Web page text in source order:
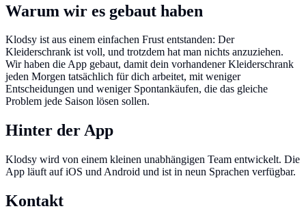
Warum wir es gebaut haben
Klodsy ist aus einem einfachen Frust entstanden: Der
Kleiderschrank ist voll, und trotzdem hat man nichts anzuziehen.
Wir haben die App gebaut, damit dein vorhandener Kleiderschrank
jeden Morgen tatsächlich für dich arbeitet, mit weniger
Entscheidungen und weniger Spontankäufen, die das gleiche
Problem jede Saison lösen sollen.
Hinter der App
Klodsy wird von einem kleinen unabhängigen Team entwickelt. Die
App läuft auf iOS und Android und ist in neun Sprachen verfügbar.
Kontakt